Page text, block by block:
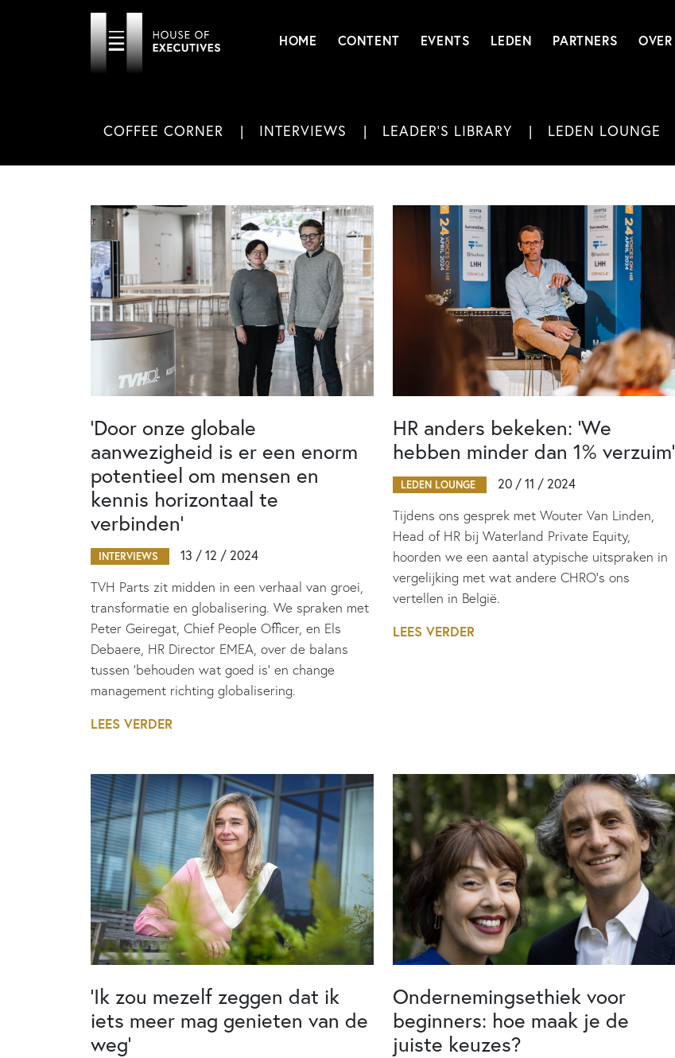
HOME CONTENT EVENTS LEDEN PARTNERS OVER
COFFEE CORNER INTERVIEWS LEADER'S LIBRARY LEDEN LOUNGE
‘Door onze globale
aanwezigheid is er een enorm
potentieel om mensen en
kennis horizontaal te
verbinden’
INTERVIEWS 13 / 12 / 2024
TVH Parts zit midden in een verhaal van groei,
transformatie en globalisering. We spraken met
Peter Geiregat, Chief People Officer, en Els
Debaere, HR Director EMEA, over de balans
tussen ‘behouden wat goed is’ en change
management richting globalisering.
LEES VERDER
HR anders bekeken: ‘We
hebben minder dan 1% verzuim’
LEDEN LOUNGE 20 / 11 / 2024
Tijdens ons gesprek met Wouter Van Linden,
Head of HR bij Waterland Private Equity,
hoorden we een aantal atypische uitspraken in
vergelijking met wat andere CHRO’s ons
vertellen in België.
LEES VERDER
‘Ik zou mezelf zeggen dat ik
iets meer mag genieten van de
weg’
Ondernemingsethiek voor
beginners: hoe maak je de
juiste keuzes?